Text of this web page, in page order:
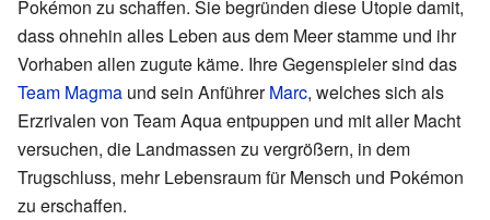
Pokémon zu schaffen. Sie begründen diese Utopie damit,
dass ohnehin alles Leben aus dem Meer stamme und ihr
Vorhaben allen zugute käme. Ihre Gegenspieler sind das
Team Magma und sein AnführerMarc, welches sich als
Erzrivalen von Team Aqua entpuppen und mit aller Macht
versuchen, die Landmassen zu vergrößern, in dem
Trugschluss, mehr Lebensraum für Mensch und Pokémon
zu erschaffen.